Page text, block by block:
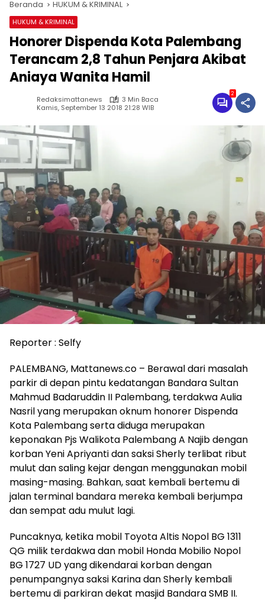
Beranda HUKUM & KRIMINAL
HUKUM & KRIMINAL
Honorer Dispenda Kota Palembang
Terancam 2,8 Tahun Penjara Akibat
Aniaya Wanita Hamil
Redaksimattanews
3 Min Baca
Kamis, September 13 2018 21:28 WIB
2
Reporter : Selfy
PALEMBANG, Mattanews.co – Berawal dari masalah
parkir di depan pintu kedatangan Bandara Sultan
Mahmud Badaruddin II Palembang, terdakwa Aulia
Nasril yang merupakan oknum honorer Dispenda
Kota Palembang serta diduga merupakan
keponakan Pjs Walikota Palembang A Najib dengan
korban Yeni Apriyanti dan saksi Sherly terlibat ribut
mulut dan saling kejar dengan menggunakan mobil
masing-masing. Bahkan, saat kembali bertemu di
jalan terminal bandara mereka kembali berjumpa
dan sempat adu mulut lagi.
Puncaknya, ketika mobil Toyota Altis Nopol BG 1311
QG milik terdakwa dan mobil Honda Mobilio Nopol
BG 1727 UD yang dikendarai korban dengan
penumpangnya saksi Karina dan Sherly kembali
bertemu di parkiran dekat masjid Bandara SMB II.